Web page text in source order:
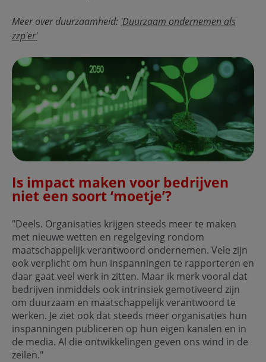
Meer over duurzaamheid: 'Duurzaam ondernemen als
zzp'er'
Is impact maken voor bedrijven
niet een soort ‘moetje’?
"Deels. Organisaties krijgen steeds meer te maken
met nieuwe wetten en regelgeving rondom
maatschappelijk verantwoord ondernemen. Vele zijn
ook verplicht om hun inspanningen te rapporteren en
daar gaat veel werk in zitten. Maar ik merk vooral dat
bedrijven inmiddels ook intrinsiek gemotiveerd zijn
om duurzaam en maatschappelijk verantwoord te
werken. Je ziet ook dat steeds meer organisaties hun
inspanningen publiceren op hun eigen kanalen en in
de media. Al die ontwikkelingen geven ons wind in de
zeilen."